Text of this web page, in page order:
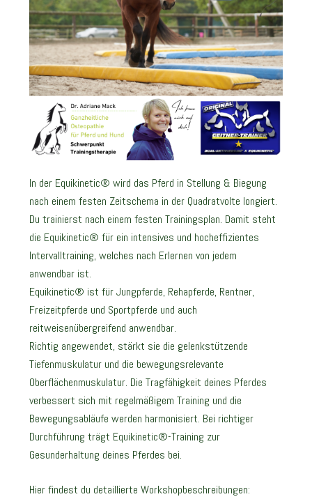
In der Equikinetic® wird das Pferd in Stellung & Biegung
nach einem festen Zeitschema in der Quadratvolte longiert.
Du trainierst nach einem festen Trainingsplan. Damit steht
die Equikinetic® für ein intensives und hocheffizientes
Intervalltraining, welches nach Erlernen von jedem
anwendbar ist.
Equikinetic® ist für Jungpferde, Rehapferde, Rentner,
Freizeitpferde und Sportpferde und auch
reitweisenübergreifend anwendbar.
Richtig angewendet, stärkt sie die gelenkstützende
Tiefenmuskulatur und die bewegungsrelevante
Oberflächenmuskulatur. Die Tragfähigkeit deines Pferdes
verbessert sich mit regelmäßigem Training und die
Bewegungsabläufe werden harmonisiert. Bei richtiger
Durchführung trägt Equikinetic®-Training zur
Gesunderhaltung deines Pferdes bei.
Hier findest du detaillierte Workshopbeschreibungen: